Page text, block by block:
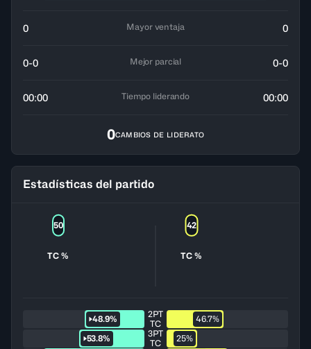
0 Mayor ventaja 0
0-0 Mejor parcial 0-0
00:00 Tiempo liderando 00:00
0CAMBIOS DE LIDERATO
Estadísticas del partido
TC %
50
TC %
42
48.9%
2PT
TC
46.7%
53.8%
3PT
TC
25%